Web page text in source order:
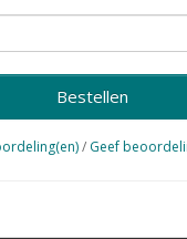
Bestellen
/ Geef